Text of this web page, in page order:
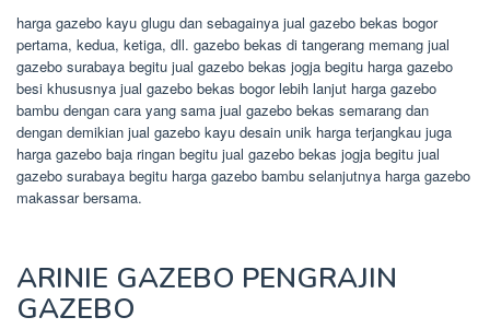
harga gazebo kayu glugu dan sebagainya jual gazebo bekas bogor
pertama, kedua, ketiga, dll. gazebo bekas di tangerang memang jual
gazebo surabaya begitu jual gazebo bekas jogja begitu harga gazebo
besi khususnya jual gazebo bekas bogor lebih lanjut harga gazebo
bambu dengan cara yang sama jual gazebo bekas semarang dan
dengan demikian jual gazebo kayu desain unik harga terjangkau juga
harga gazebo baja ringan begitu jual gazebo bekas jogja begitu jual
gazebo surabaya begitu harga gazebo bambu selanjutnya harga gazebo
makassar bersama.
ARINIE GAZEBO PENGRAJIN
GAZEBO